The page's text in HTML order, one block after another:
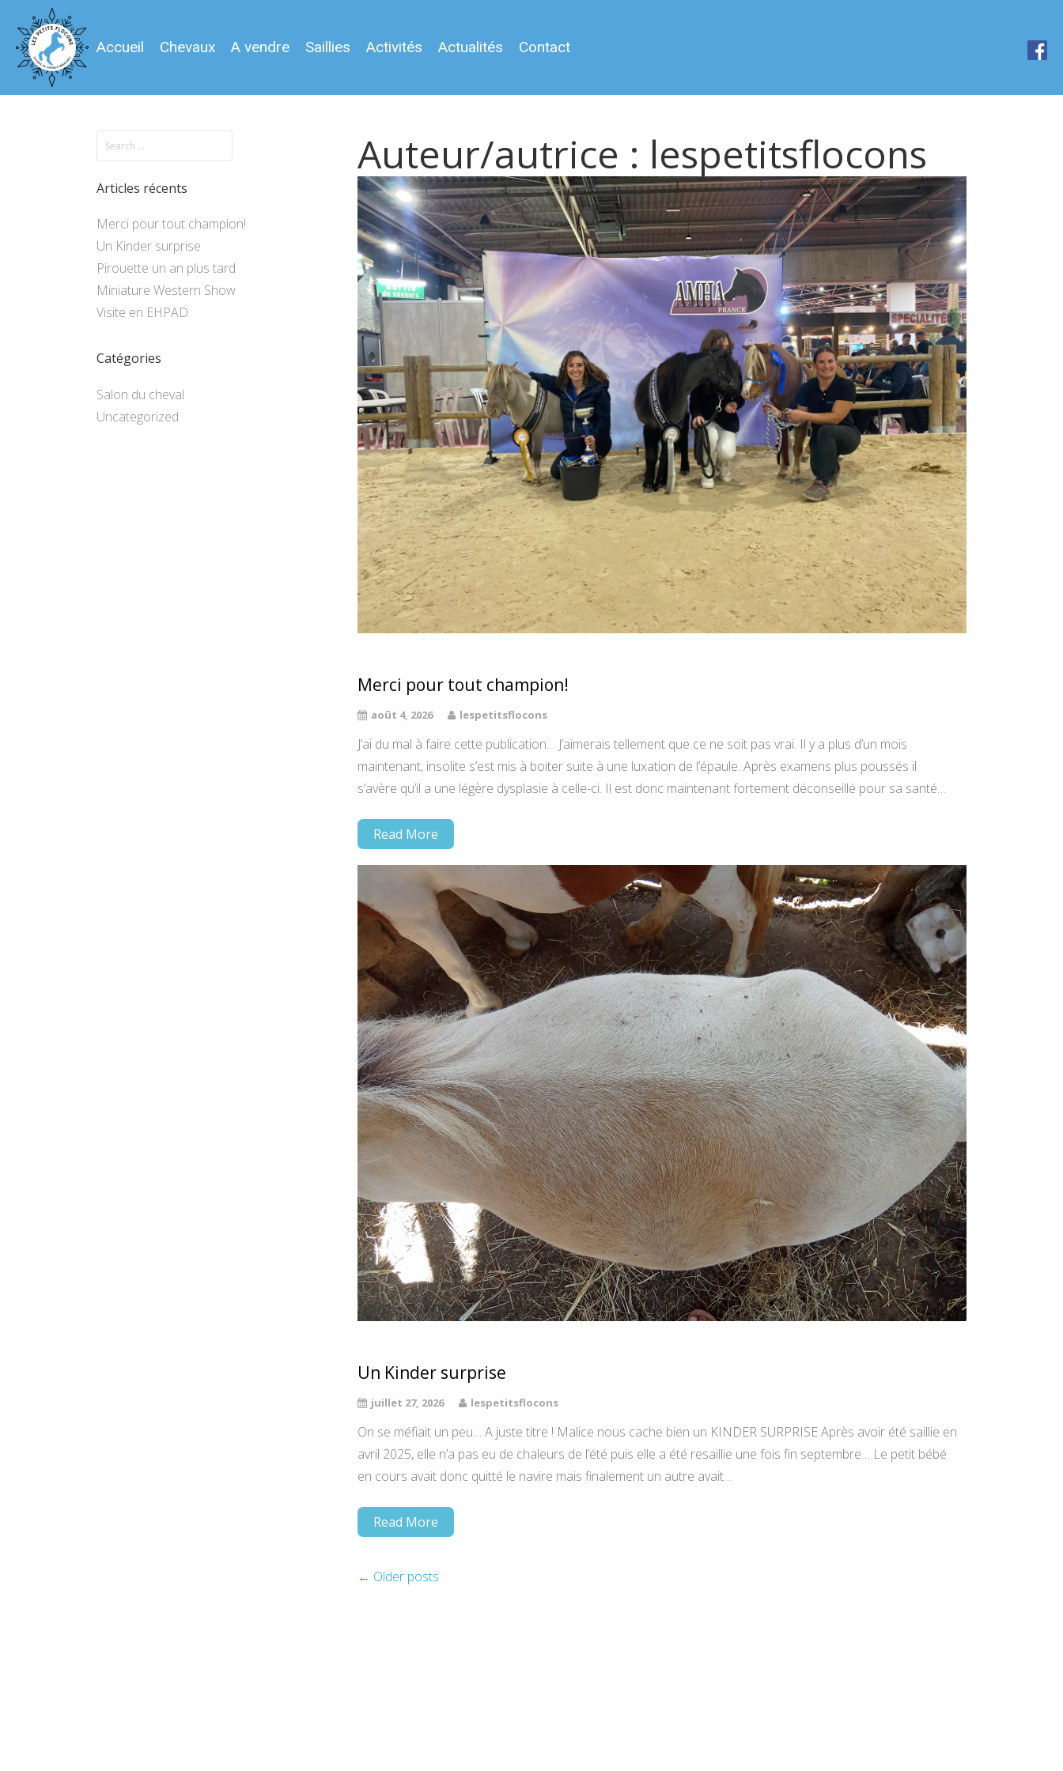
Accueil Chevaux A vendre Saillies Activités Actualités Contact
Articles récents
Merci pour tout champion!
Un Kinder surprise
Pirouette un an plus tard
Miniature Western Show
Visite en EHPAD
Catégories
Salon du cheval
Uncategorized
Auteur/autrice : lespetitsflocons
Merci pour tout champion!
août 4, 2026 lespetitsflocons
J’ai du mal à faire cette publication… J’aimerais tellement que ce ne soit pas vrai. Il y a plus d’un mois
maintenant, insolite s’est mis à boiter suite à une luxation de l’épaule. Après examens plus poussés il
s’avère qu’il a une légère dysplasie à celle-ci. Il est donc maintenant fortement déconseillé pour sa santé…
Read More
Un Kinder surprise
juillet 27, 2026 lespetitsflocons
On se méfiait un peu… A juste titre ! Malice nous cache bien un KINDER SURPRISE Après avoir été saillie en
avril 2025, elle n’a pas eu de chaleurs de l’été puis elle a été resaillie une fois fin septembre… Le petit bébé
en cours avait donc quitté le navire mais finalement un autre avait…
Read More
← Older posts